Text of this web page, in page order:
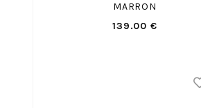
MARRON
139.00 €